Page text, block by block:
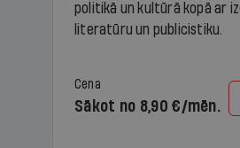
politikā un kultūrā kopā ar
literatūru un publicistiku.
Cena
Sākot no 8,90 €/mēn.